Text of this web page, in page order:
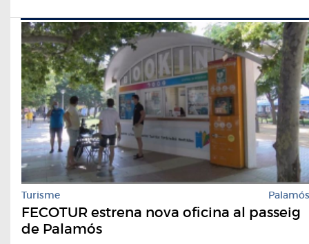
Turisme Palamós
FECOTUR estrena nova oficina al passeig
de Palamós